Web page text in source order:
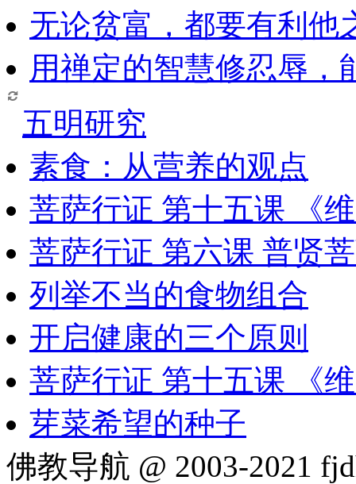
无论贫富，都要有利他
用禅定的智慧修忍辱，
五明研究
素食：从营养的观点
菩萨行证 第十五课 《
菩萨行证 第六课 普贤
列举不当的食物组合
开启健康的三个原则
菩萨行证 第十五课 《
芽菜希望的种子
佛教导航 @ 2003-2021